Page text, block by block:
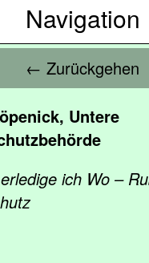
Navigation
← Zurückgehen
Untere
ich Wo –